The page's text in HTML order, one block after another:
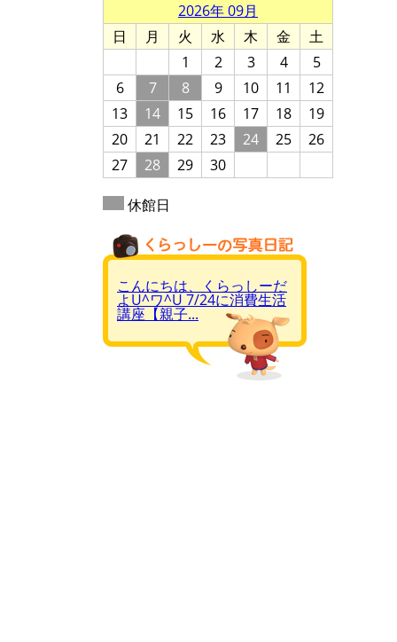
2026年 09月
日
月 火 水 木 金
土
1
2 3 4
5
6
7 8 9 10 11
12
13
14 15 16 17 18
19
20
21 22 23 24 25
26
27
28 29 30
休館日
こんにちは、くらっしーだ
よU^ワ^U 7/24に消費生活
講座【親子...